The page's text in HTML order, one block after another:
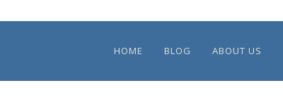
HOME BLOG ABOUT US